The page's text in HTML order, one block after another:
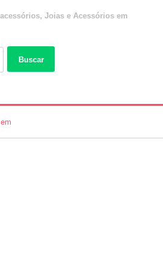
Joias e Acessórios em
Buscar